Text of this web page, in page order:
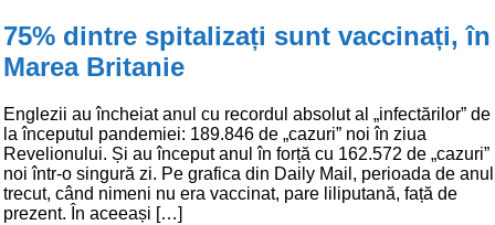
75% dintre spitalizați sunt vaccinați, în
Marea Britanie
Englezii au încheiat anul cu recordul absolut al „infectărilor” de
la începutul pandemiei: 189.846 de „cazuri” noi în ziua
Revelionului. Și au început anul în forță cu 162.572 de „cazuri”
noi într-o singură zi. Pe grafica din Daily Mail, perioada de anul
trecut, când nimeni nu era vaccinat, pare liliputană, față de
prezent. În aceeași […]